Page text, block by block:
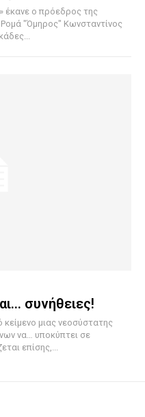
έκανε ο πρόεδρος της
"Όμηρος" Κωνσταντίνος
συνήθειες!
μιας νεοσύστατης
να… υποκύπτει σε
επίσης,...